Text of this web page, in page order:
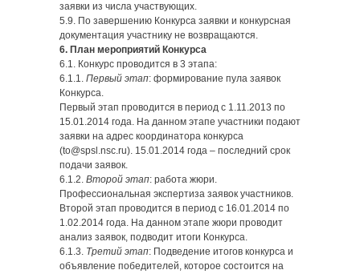
заявки из числа участвующих.
5.9. По завершению Конкурса заявки и конкурсная
документация участнику не возвращаются.
6. План мероприятий Конкурса
6.1. Конкурс проводится в 3 этапа:
6.1.1. Первый этап: формирование пула заявок
Конкурса.
Первый этап проводится в период с 1.11.2013 по
15.01.2014 года. На данном этапе участники подают
заявки на адрес координатора конкурса
(to@spsl.nsc.ru). 15.01.2014 года – последний срок
подачи заявок.
6.1.2. Второй этап: работа жюри.
Профессиональная экспертиза заявок участников.
Второй этап проводится в период с 16.01.2014 по
1.02.2014 года. На данном этапе жюри проводит
анализ заявок, подводит итоги Конкурса.
6.1.3. Третий этап: Подведение итогов конкурса и
объявление победителей, которое состоится на